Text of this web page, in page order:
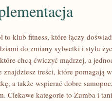
to klub fitness, które łączy
do zmiany sylwetki i stylu
chcą ćwiczyć mądrzej, a
znajdziesz treści, które pomagają
a także wspierać dobre
Ciekawe kategorie to Zumba i